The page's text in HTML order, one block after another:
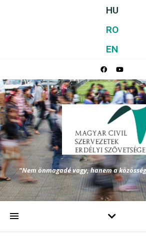
HU
RO
EN
"Nem önmagadé vagy, hanem a